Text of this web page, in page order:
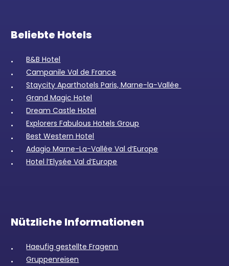
Beliebte Hotels
B&B Hotel
Campanile Val de France
Staycity Aparthotels Paris, Marne-la-Vallée
Grand Magic Hotel
Dream Castle Hotel
Explorers Fabulous Hotels Group
Best Western Hotel
Adagio Marne-La-Vallée Val d’Europe
Hotel l’Elysée Val d’Europe
Nützliche Informationen
Haeufig gestellte Fragenn
Gruppenreisen